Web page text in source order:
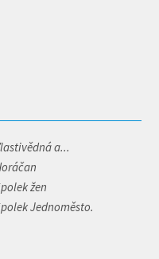
a...
žen
Jednoměsto.